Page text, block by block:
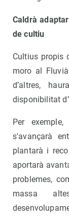
Caldrà
de cultiu
Cultius propis
moro al
d’altres,
disponibilitat
Per
s'avançarà
plantarà i
aportarà
problemes,
massa